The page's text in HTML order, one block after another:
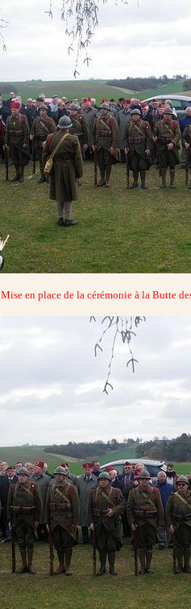
Mise en place de la cérémonie à la Butte